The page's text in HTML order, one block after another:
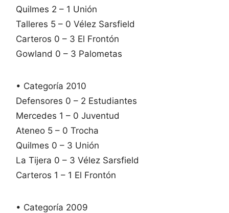
Quilmes 2 – 1 Unión
Talleres 5 – 0 Vélez Sarsfield
Carteros 0 – 3 El Frontón
Gowland 0 – 3 Palometas
• Categoría 2010
Defensores 0 – 2 Estudiantes
Mercedes 1 – 0 Juventud
Ateneo 5 – 0 Trocha
Quilmes 0 – 3 Unión
La Tijera 0 – 3 Vélez Sarsfield
Carteros 1 – 1 El Frontón
• Categoría 2009